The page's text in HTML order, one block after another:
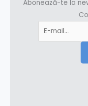
Abonează-te la